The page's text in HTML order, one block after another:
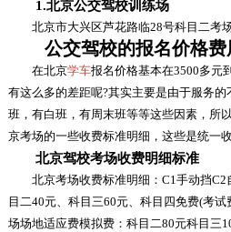
1.北京公交驾校训练场
北京市大兴区芦花路临28号科目二考
公交驾校的报名价格费
在北京学车报名价格基本在3500多元
有这么多的差距呢?其实主要是由于服务
班，有白班，有周末班等等这些因素，所
京考场的一些收费标准明细，这些是统一
北京驾校考场收费明细标准
北京考场收费标准明细：C1手动挡C2
目二40元、科目三60元、科目四免费(考
场场地适应费模拟费：科目二80元科目三